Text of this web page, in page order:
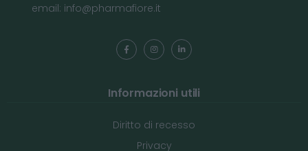
email: info@pharmafiore.it
Informazioni utili
Diritto di recesso
Privacy